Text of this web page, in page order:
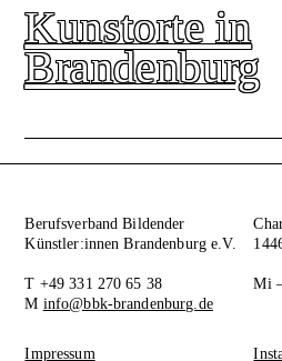
Kunstorte in
Brandenburg
Berufsverband Bildender
Künstler:innen Brandenburg e.V.
T +49 331 270 65 38
M info@bbk-brandenburg.de
Mi
Impressum